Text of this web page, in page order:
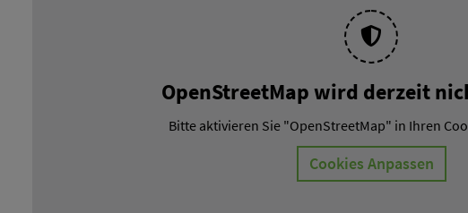
OpenStreetMap wird derzeit
Bitte aktivieren Sie "OpenStreetMap" in Ihren
Cookies Anpassen